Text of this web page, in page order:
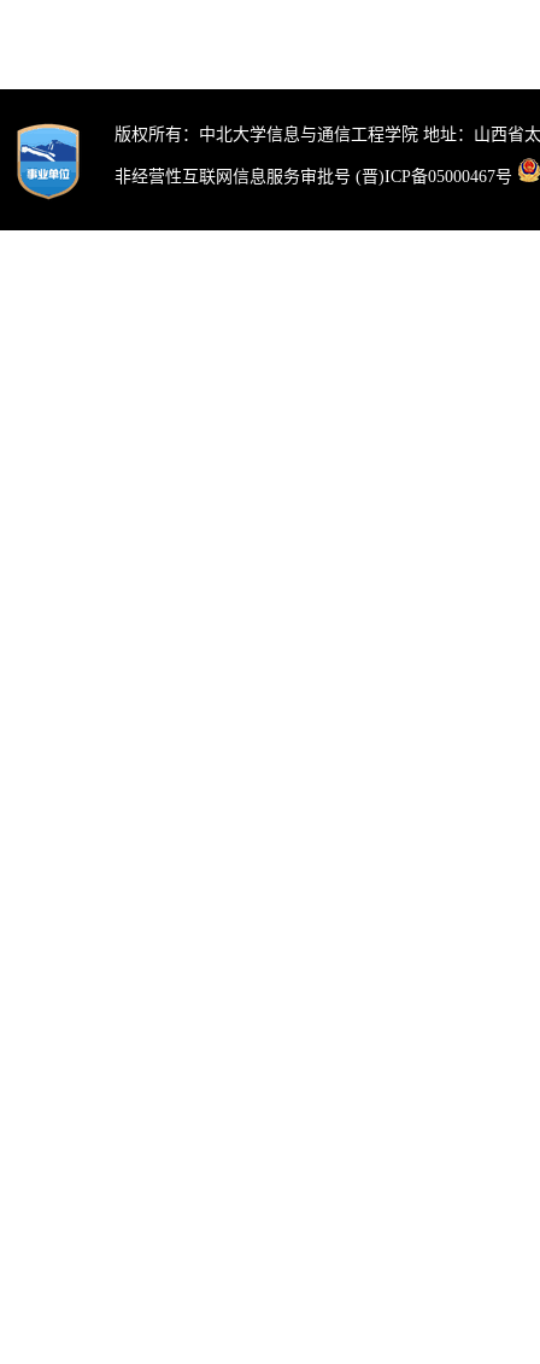
版权所有：中北大学信息与通信工程学院 地址：山西省
非经营性互联网信息服务审批号 (晋)ICP备05000467号